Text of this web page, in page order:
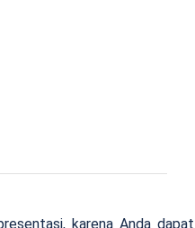
karena Anda dapat